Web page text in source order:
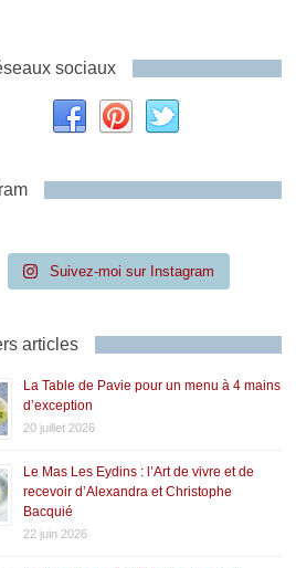
sociaux
Suivez-moi sur Instagram
articles
La Table de Pavie pour un menu à 4 mains
d’exception
20 juillet 2026
Le Mas Les Eydins : l’Art de vivre et de
recevoir d’Alexandra et Christophe
Bacquié
22 juin 2026